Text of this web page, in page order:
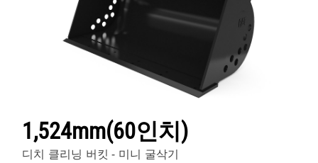
1,524mm(60인치)
디치 클리닝 버킷 - 미니 굴삭기